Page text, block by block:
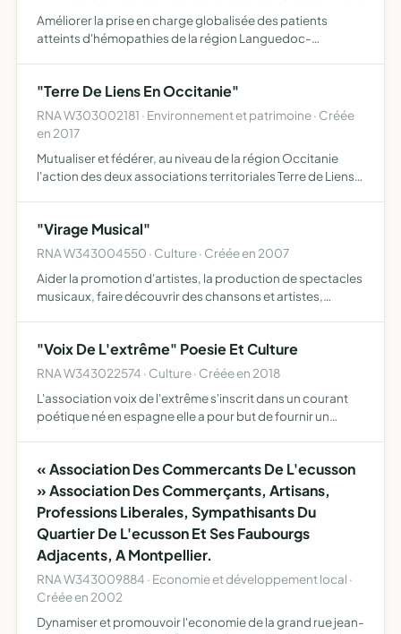
Améliorer la prise en charge globalisée des patients
atteints d'hémopathies de la région Languedoc-
professionnels de santé libé…
"Terre De Liens En Occitanie"
RNA W303002181 · Environnement et patrimoine · Créée
en 2017
Mutualiser et fédérer, au niveau de la région Occitanie
l'action des deux associations territoriales Terre de Liens
"Virage Musical"
RNA W343004550 · Culture · Créée en 2007
Aider la promotion d'artistes, la production de spectacles
musicaux, faire découvrir des chansons et artistes,
"Voix De L'extrême" Poesie Et Culture
RNA W343022574 · Culture · Créée en 2018
L'association voix de l'extrême s'inscrit dans un courant
poétique né en espagne elle a pour but de fournir un
« Association Des Commercants De L'ecusson
» Association Des Commerçants, Artisans,
Professions Liberales, Sympathisants Du
Quartier De L'ecusson Et Ses Faubourgs
Adjacents, A Montpellier.
RNA W343009884 · Economie et développement local ·
Créée en 2002
Dynamiser et promouvoir l'economie de la grand rue jean-